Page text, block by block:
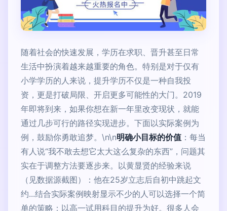
随着社会的快速发展，学历在求职、晋升甚至日常
生活中扮演着越来越重要的角色。特别是对于仅有
小学学历的人来说，提升学历不仅是一种自我投
资，更是打破局限、开启更多可能性的大门。2019
年即将到来，如果你想在新一年里改变现状，就能
通过几步可行的路径实现进步。下面以实际案例为
例，鼓励你勇敢追梦。\n\n明确小目标的价值 ：每当
有人说“我不敢去想它太大这么复杂的东西”，问题其
实在于调整方法要逐步来。以黄显贤的经验来说
（见数据源截图）：他在25岁立志后自初中跳起文
约...结合实际案例映射显示不少的人可以选择一个简
单的策略：以高一试用科目的提升为好。很多人会